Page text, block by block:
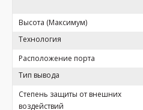
Высота (Максимум)
Технология
Расположение порта
Тип вывода
Степень защиты от внешних
воздействий